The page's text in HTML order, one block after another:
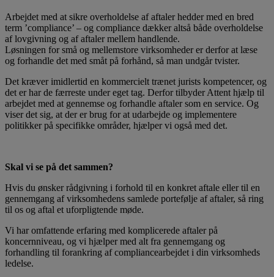
Arbejdet med at sikre overholdelse af aftaler hedder med en bred
term ’compliance’ – og compliance dækker altså både overholdelse
af lovgivning og af aftaler mellem handlende.
Løsningen for små og mellemstore virksomheder er derfor at læse
og forhandle det med småt på forhånd, så man undgår tvister.
Det kræver imidlertid en kommercielt trænet jurists kompetencer, og
det er har de færreste under eget tag. Derfor tilbyder Attent hjælp til
arbejdet med at gennemse og forhandle aftaler som en service. Og
viser det sig, at der er brug for at udarbejde og implementere
politikker på specifikke områder, hjælper vi også med det.
Skal vi se på det sammen?
Hvis du ønsker rådgivning i forhold til en konkret aftale eller til en
gennemgang af virksomhedens samlede portefølje af aftaler, så ring
til os og aftal et uforpligtende møde.
Vi har omfattende erfaring med komplicerede aftaler på
koncernniveau, og vi hjælper med alt fra gennemgang og
forhandling til forankring af compliancearbejdet i din virksomheds
ledelse.